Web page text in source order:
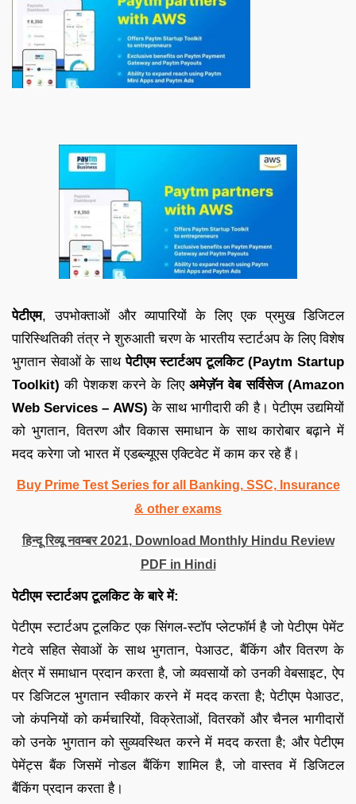
पेटीएम, उपभोक्ताओं और व्यापारियों के लिए एक प्रमुख डिजिटल
पारिस्थितिकी तंत्र ने शुरुआती चरण के भारतीय स्टार्टअप के लिए विशेष
भुगतान सेवाओं के साथपेटीएम स्टार्टअप टूलकिट (Paytm Startup
Toolkit)की पेशकश करने के लिएअमेज़ॅन वेब सर्विसेज (Amazon
Web Services – AWS)के साथ भागीदारी की है। पेटीएम उद्यमियों
को भुगतान, वितरण और विकास समाधान के साथ कारोबार बढ़ाने में
मदद करेगा जो भारत में एडब्ल्यूएस एक्टिवेट में काम कर रहे हैं।
Buy Prime Test Series for all Banking, SSC, Insurance
& other exams
हिन्दू रिव्यू नवम्बर 2021, Download Monthly Hindu Review
PDF in Hindi
पेटीएम स्टार्टअप टूलकिट के बारे में:
पेटीएम स्टार्टअप टूलकिट एक सिंगल-स्टॉप प्लेटफॉर्म है जो पेटीएम पेमेंट
गेटवे सहित सेवाओं के साथ भुगतान, पेआउट, बैंकिंग और वितरण के
क्षेत्र में समाधान प्रदान करता है, जो व्यवसायों को उनकी वेबसाइट, ऐप
पर डिजिटल भुगतान स्वीकार करने में मदद करता है; पेटीएम पेआउट,
जो कंपनियों को कर्मचारियों, विक्रेताओं, वितरकों और चैनल भागीदारों
को उनके भुगतान को सुव्यवस्थित करने में मदद करता है; और पेटीएम
पेमेंट्स बैंक जिसमें नोडल बैंकिंग शामिल है, जो वास्तव में डिजिटल
बैंकिंग प्रदान करता है।